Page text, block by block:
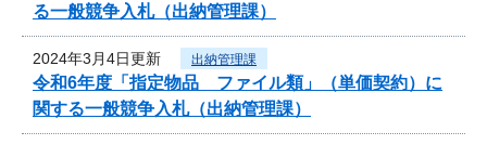
る一般競争入札（出納管理課）
2024年3月4日更新 出納管理課
令和6年度「指定物品 ファイル類」（単価契約）に
関する一般競争入札（出納管理課）